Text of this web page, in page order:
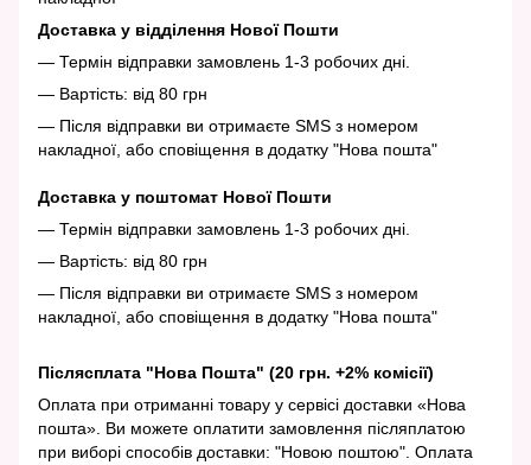
Доставка у відділення Нової Пошти
— Термін відправки замовлень 1-3 робочих дні.
— Вартість: від 80 грн
— Після відправки ви отримаєте SMS з номером
накладної, або сповіщення в додатку "Нова пошта"
Доставка у поштомат Нової Пошти
— Термін відправки замовлень 1-3 робочих дні.
— Вартість: від 80 грн
— Після відправки ви отримаєте SMS з номером
накладної, або сповіщення в додатку "Нова пошта"
Післясплата "Нова Пошта" (20 грн. +2% комісії)
Оплата при отриманні товару у сервісі доставки «Нова
пошта». Ви можете оплатити замовлення післяплатою
при виборі способів доставки: "Новою поштою". Оплата